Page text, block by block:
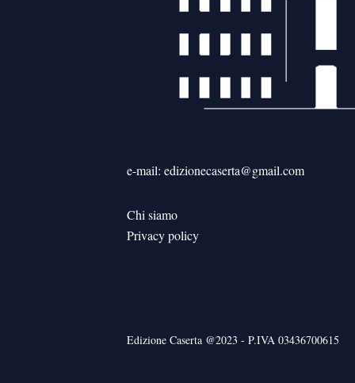
e-mail: edizionecaserta@gmail.com
Chi siamo
Privacy policy
Edizione Caserta @2023 - P.IVA 03436700615